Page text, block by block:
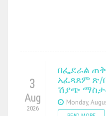
3
Aug
2026
በፌደራል
አፈጻጸም ጽ/
ሽያጭ
Monday,